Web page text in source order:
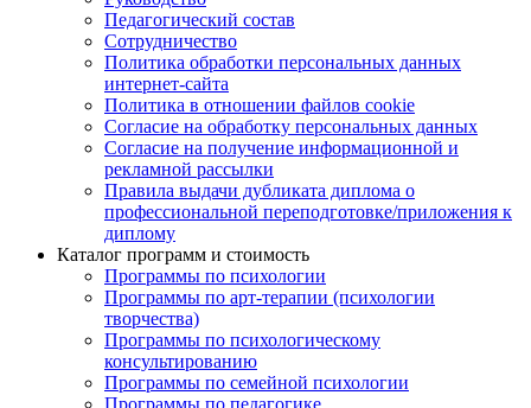
Педагогический состав
Сотрудничество
Политика обработки персональных данных
интернет-сайта
Политика в отношении файлов cookie
Согласие на обработку персональных данных
Согласие на получение информационной и
рекламной рассылки
Правила выдачи дубликата диплома о
профессиональной переподготовке/приложения к
диплому
Каталог программ и стоимость
Программы по психологии
Программы по арт-терапии (психологии
творчества)
Программы по психологическому
консультированию
Программы по семейной психологии
Программы по педагогике